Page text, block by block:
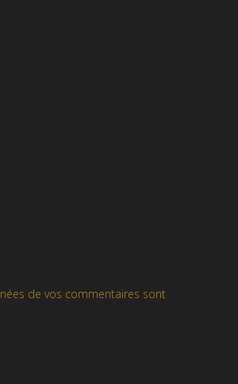
de vos commentaires sont